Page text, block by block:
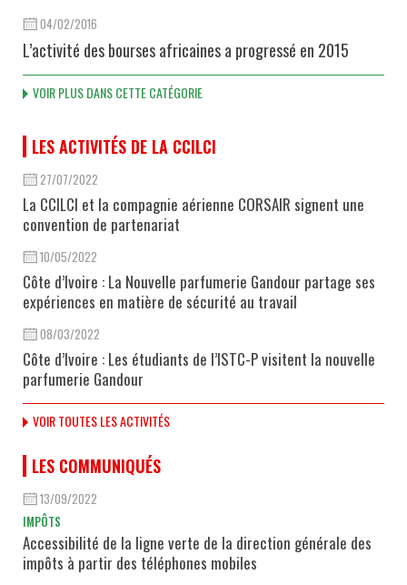
04/02/2016
L’activité des bourses africaines a progressé en 2015
VOIR PLUS DANS CETTE CATÉGORIE
LES ACTIVITÉS DE LA CCILCI
27/07/2022
La CCILCI et la compagnie aérienne CORSAIR signent une
convention de partenariat
10/05/2022
Côte d’Ivoire : La Nouvelle parfumerie Gandour partage ses
expériences en matière de sécurité au travail
08/03/2022
Côte d’Ivoire : Les étudiants de l’ISTC-P visitent la nouvelle
parfumerie Gandour
VOIR TOUTES LES ACTIVITÉS
LES COMMUNIQUÉS
13/09/2022
IMPÔTS
Accessibilité de la ligne verte de la direction générale des
impôts à partir des téléphones mobiles